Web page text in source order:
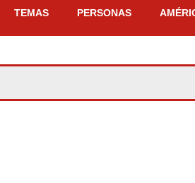
TEMAS PERSONAS